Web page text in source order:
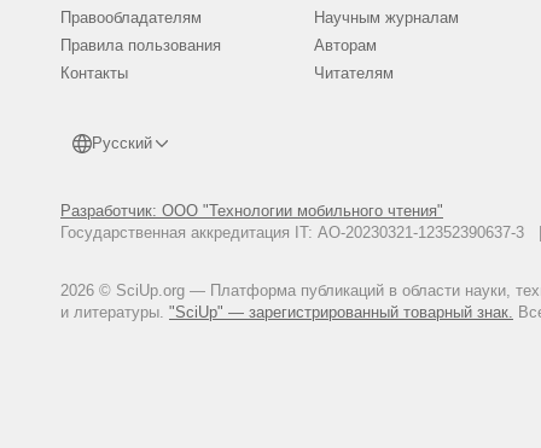
Правообладателям
Правила пользования
Контакты
Русский
Разработчик: ООО "Технологии мобильного чтения"
Государственная аккредитация IT: АО-20230321-
2026 © SciUp.org — Платформа публикаций в области науки,
и литературы. "SciUp" — зарегистрированный товарный знак.
Научным журналам
Авторам
Читателям